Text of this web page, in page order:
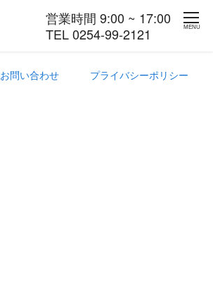
営業時間 9:00 ~ 17:00
TEL 0254-99-2121
MENU
お問い合わせ プライバシーポリシー